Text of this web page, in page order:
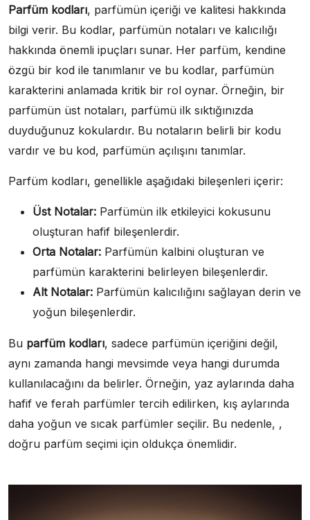
Parfüm kodları, parfümün içeriği ve kalitesi hakkında
bilgi verir. Bu kodlar, parfümün notaları ve kalıcılığı
hakkında önemli ipuçları sunar. Her parfüm, kendine
özgü bir kod ile tanımlanır ve bu kodlar, parfümün
karakterini anlamada kritik bir rol oynar. Örneğin, bir
parfümün üst notaları, parfümü ilk sıktığınızda
duyduğunuz kokulardır. Bu notaların belirli bir kodu
vardır ve bu kod, parfümün açılışını tanımlar.
Parfüm kodları, genellikle aşağıdaki bileşenleri içerir:
Üst Notalar: Parfümün ilk etkileyici kokusunu
oluşturan hafif bileşenlerdir.
Orta Notalar: Parfümün kalbini oluşturan ve
parfümün karakterini belirleyen bileşenlerdir.
Alt Notalar: Parfümün kalıcılığını sağlayan derin ve
yoğun bileşenlerdir.
Bu parfüm kodları, sadece parfümün içeriğini değil,
aynı zamanda hangi mevsimde veya hangi durumda
kullanılacağını da belirler. Örneğin, yaz aylarında daha
hafif ve ferah parfümler tercih edilirken, kış aylarında
daha yoğun ve sıcak parfümler seçilir. Bu nedenle, ,
doğru parfüm seçimi için oldukça önemlidir.